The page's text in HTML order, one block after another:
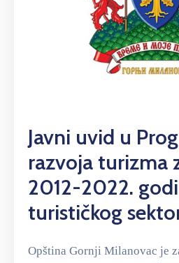
Javni uvid u
razvoja turizma
2012-2022.
turističkog
Opština Gornji Milanovac je